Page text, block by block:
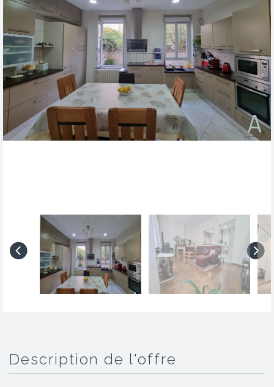
description de l'offre